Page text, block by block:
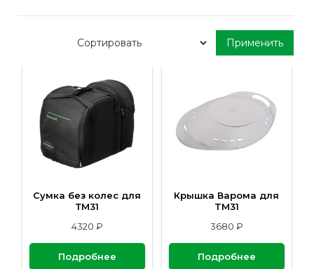
Сумка без колес для
ТМ31
4320 ₽
Подробнее
Крышка Варома для
TM31
3680 ₽
Подробнее